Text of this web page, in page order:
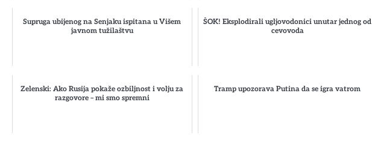
Supruga ubijenog na Senjaku ispitana u Višem
javnom tužilaštvu
ŠOK! Eksplodirali ugljovodonici unutar jednog od
cevovoda
Zelenski: Ako Rusija pokaže ozbiljnost i volju za
razgovore – mi smo spremni
Tramp upozorava Putina da se igra vatrom